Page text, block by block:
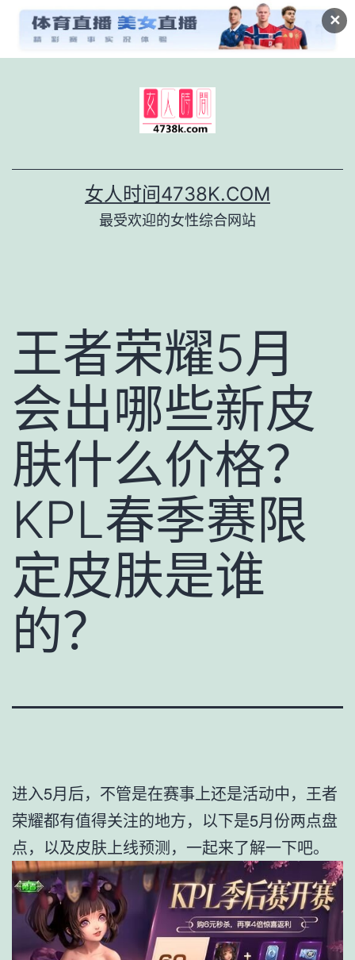
✕
女人时间4738K.COM
最受欢迎的女性综合网站
王者荣耀5月
会出哪些新皮
肤什么价格？
KPL春季赛限
定皮肤是谁
的？
进入5月后，不管是在赛事上还是活动中，王者
荣耀都有值得关注的地方，以下是5月份两点盘
点，以及皮肤上线预测，一起来了解一下吧。